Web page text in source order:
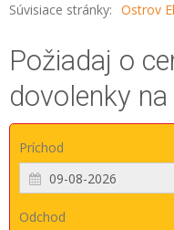
Súvisiace stránky: Ostrov
Požiadaj o
dovolenky
Príchod
Odchod